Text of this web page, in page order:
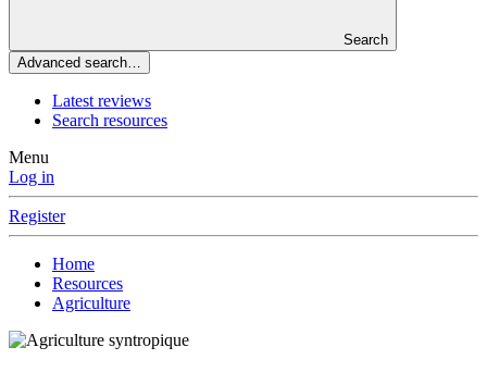
Search
Advanced search…
Latest reviews
Search resources
Menu
Log in
Register
Home
Resources
Agriculture